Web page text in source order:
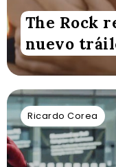
The Rock
nuevo
Ricardo Corea